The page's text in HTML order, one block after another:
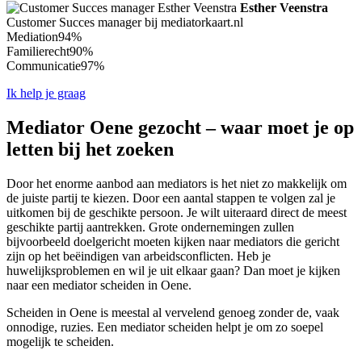
Esther Veenstra
Customer Succes manager bij mediatorkaart.nl
Mediation94%
Familierecht90%
Communicatie97%
Ik help je graag
Mediator Oene gezocht – waar moet je op
letten bij het zoeken
Door het enorme aanbod aan mediators is het niet zo makkelijk om
de juiste partij te kiezen. Door een aantal stappen te volgen zal je
uitkomen bij de geschikte persoon. Je wilt uiteraard direct de meest
geschikte partij aantrekken. Grote ondernemingen zullen
bijvoorbeeld doelgericht moeten kijken naar mediators die gericht
zijn op het beëindigen van arbeidsconflicten. Heb je
huwelijksproblemen en wil je uit elkaar gaan? Dan moet je kijken
naar een mediator scheiden in Oene.
Scheiden in Oene is meestal al vervelend genoeg zonder de, vaak
onnodige, ruzies. Een mediator scheiden helpt je om zo soepel
mogelijk te scheiden.